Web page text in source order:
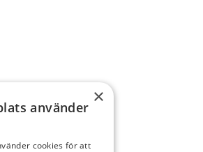
×
använder
cookies för att